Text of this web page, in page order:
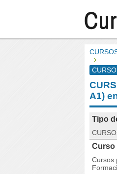
A1)
Tipo
Curso
Cursos